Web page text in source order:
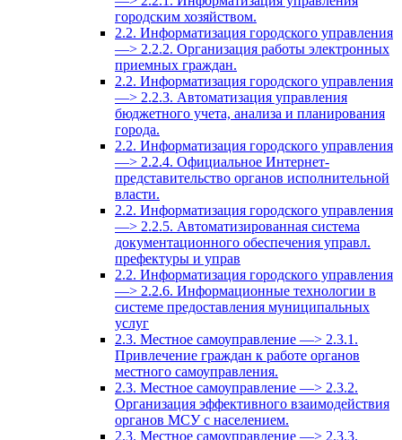
городским хозяйством.
2.2. Информатизация городского управления
—> 2.2.2. Организация работы электронных
приемных граждан.
2.2. Информатизация городского управления
—> 2.2.3. Автоматизация управления
бюджетного учета, анализа и планирования
города.
2.2. Информатизация городского управления
—> 2.2.4. Официальное Интернет-
представительство органов исполнительной
власти.
2.2. Информатизация городского управления
—> 2.2.5. Автоматизированная система
документационного обеспечения управл.
префектуры и управ
2.2. Информатизация городского управления
—> 2.2.6. Информационные технологии в
системе предоставления муниципальных
услуг
2.3. Местное самоуправление —> 2.3.1.
Привлечение граждан к работе органов
местного самоуправления.
2.3. Местное самоуправление —> 2.3.2.
Организация эффективного взаимодействия
органов МСУ с населением.
2.3. Местное самоуправление —> 2.3.3.